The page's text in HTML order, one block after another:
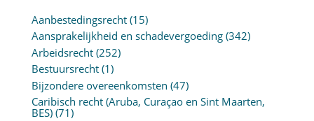
Aanbestedingsrecht(15)
Aansprakelijkheid en schadevergoeding(342)
Arbeidsrecht(252)
Bestuursrecht(1)
Bijzondere overeenkomsten (47)
Caribisch recht (Aruba, Curaçao en Sint Maarten,
BES)(71)